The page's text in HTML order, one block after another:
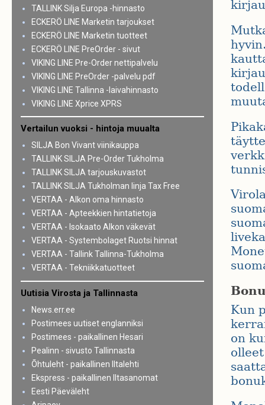
Kun
on
TALLINK Silja Europa -hinnasto
ECKERÖ LINE Marketin tarjoukset
ECKERÖ LINE Marketin tuotteet
ECKERÖ LINE PreOrder - sivut
VIKING LINE Pre-Order nettipalvelu
VIKING LINE PreOrder -palvelu pdf
VIKING LINE Tallinna -laivahinnasto
VIKING LINE Xprice XPRS
Vertailun vuoksi - hintoja muualta
SILJA Bon Vivant viinikauppa
TALLINK SILJA Pre-Order Tukholma
TALLINK SILJA tarjouskuvastot
TALLINK SILJA Tukholman linja Tax Free
VERTAA - Alkon oma hinnasto
VERTAA - Apteekkien hintatietoja
VERTAA - Isokaato Alkon väkevät
VERTAA - Systembolaget Ruotsi hinnat
VERTAA - Tallink Tallinna-Tukholma
VERTAA - Tekniikkatuotteet
Uutisia Virosta ja Tallinnasta
News.err.ee
Postimees uutiset englanniksi
Postimees - paikallinen Hesari
Pealinn - sivusto Tallinnasta
Õhtuleht - paikallinen Iltalehti
Ekspress - paikallinen Iltasanomat
Eesti Päeväleht